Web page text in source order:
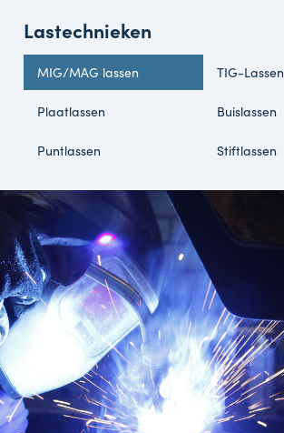
Lastechnieken
MIG/MAG lassen TIG-Lassen
Plaatlassen Buislassen
Puntlassen Stiftlassen